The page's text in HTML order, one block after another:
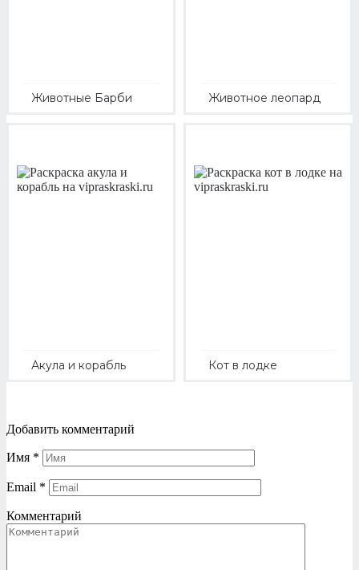
Животные Барби Животное леопард
Акула и корабль Кот в лодке
Добавить комментарий
Имя *
Email *
Комментарий